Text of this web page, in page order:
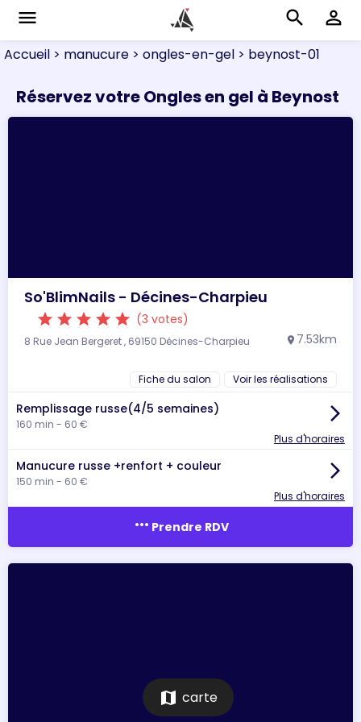
menu search perm_identity
Accueil > manucure > ongles-en-gel > beynost-01
Réservez votre Ongles en gel à Beynost
So'BlimNails - Décines-Charpieu
star star star star star (3 votes)
8 Rue Jean Bergeret , 69150 Décines-Charpieu location_on 7.53km
Fiche du salon Voir les réalisations
Remplissage russe(4/5 semaines)
160 min - 60 €
arrow_forward_ios
Plus d'horaires
Manucure russe +renfort + couleur
150 min - 60 €
arrow_forward_ios
Plus d'horaires
more_horiz Prendre RDV
map carte